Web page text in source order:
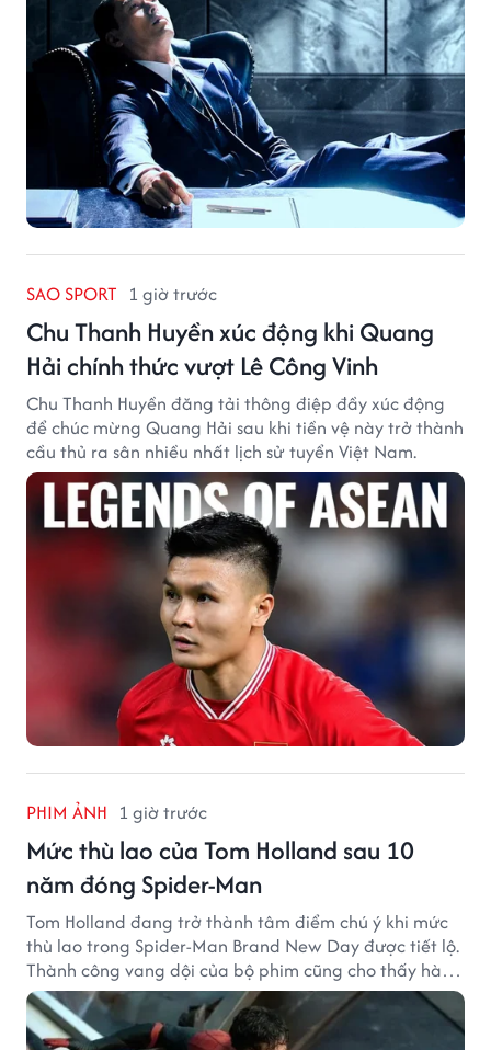
SAO SPORT 1 giờ trước
Chu Thanh Huyền xúc động khi Quang
Hải chính thức vượt Lê Công Vinh
Chu Thanh Huyền đăng tải thông điệp đầy xúc động
để chúc mừng Quang Hải sau khi tiền vệ này trở thành
cầu thủ ra sân nhiều nhất lịch sử tuyển Việt Nam.
PHIM ẢNH 1 giờ trước
Mức thù lao của Tom Holland sau 10
năm đóng Spider-Man
Tom Holland đang trở thành tâm điểm chú ý khi mức
thù lao trong Spider-Man Brand New Day được tiết lộ.
Thành công vang dội của bộ phim cũng cho thấy hành
trình thăng hạng đáng chú ý của nam diễn viên sau
một thập kỷ gắn bó với vai Người Nhện.